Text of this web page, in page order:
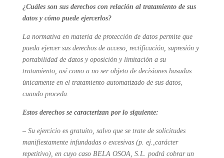
¿Cuáles son sus derechos con relación al tratamiento de sus
datos y cómo puede ejercerlos?
La normativa en materia de protección de datos permite que
pueda ejercer sus derechos de acceso, rectificación, supresión y
portabilidad de datos y oposición y limitación a su
tratamiento, así como a no ser objeto de decisiones basadas
únicamente en el tratamiento automatizado de sus datos,
cuando proceda.
Estos derechos se caracterizan por lo siguiente:
– Su ejercicio es gratuito, salvo que se trate de solicitudes
manifiestamente infundadas o excesivas (p. ej.,carácter
repetitivo), en cuyo caso BELA OSOA, S.L. podrá cobrar un